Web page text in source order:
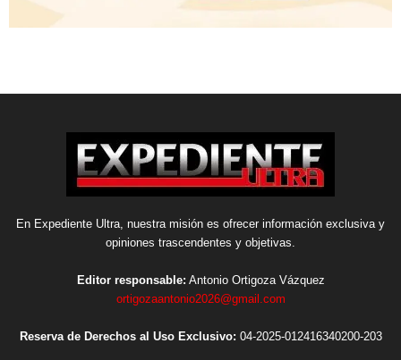
En Expediente Ultra, nuestra misión es ofrecer información exclusiva y
opiniones trascendentes y objetivas.
Editor responsable: Antonio Ortigoza Vázquez
ortigozaantonio2026@gmail.com
Reserva de Derechos al Uso Exclusivo: 04-2025-012416340200-203